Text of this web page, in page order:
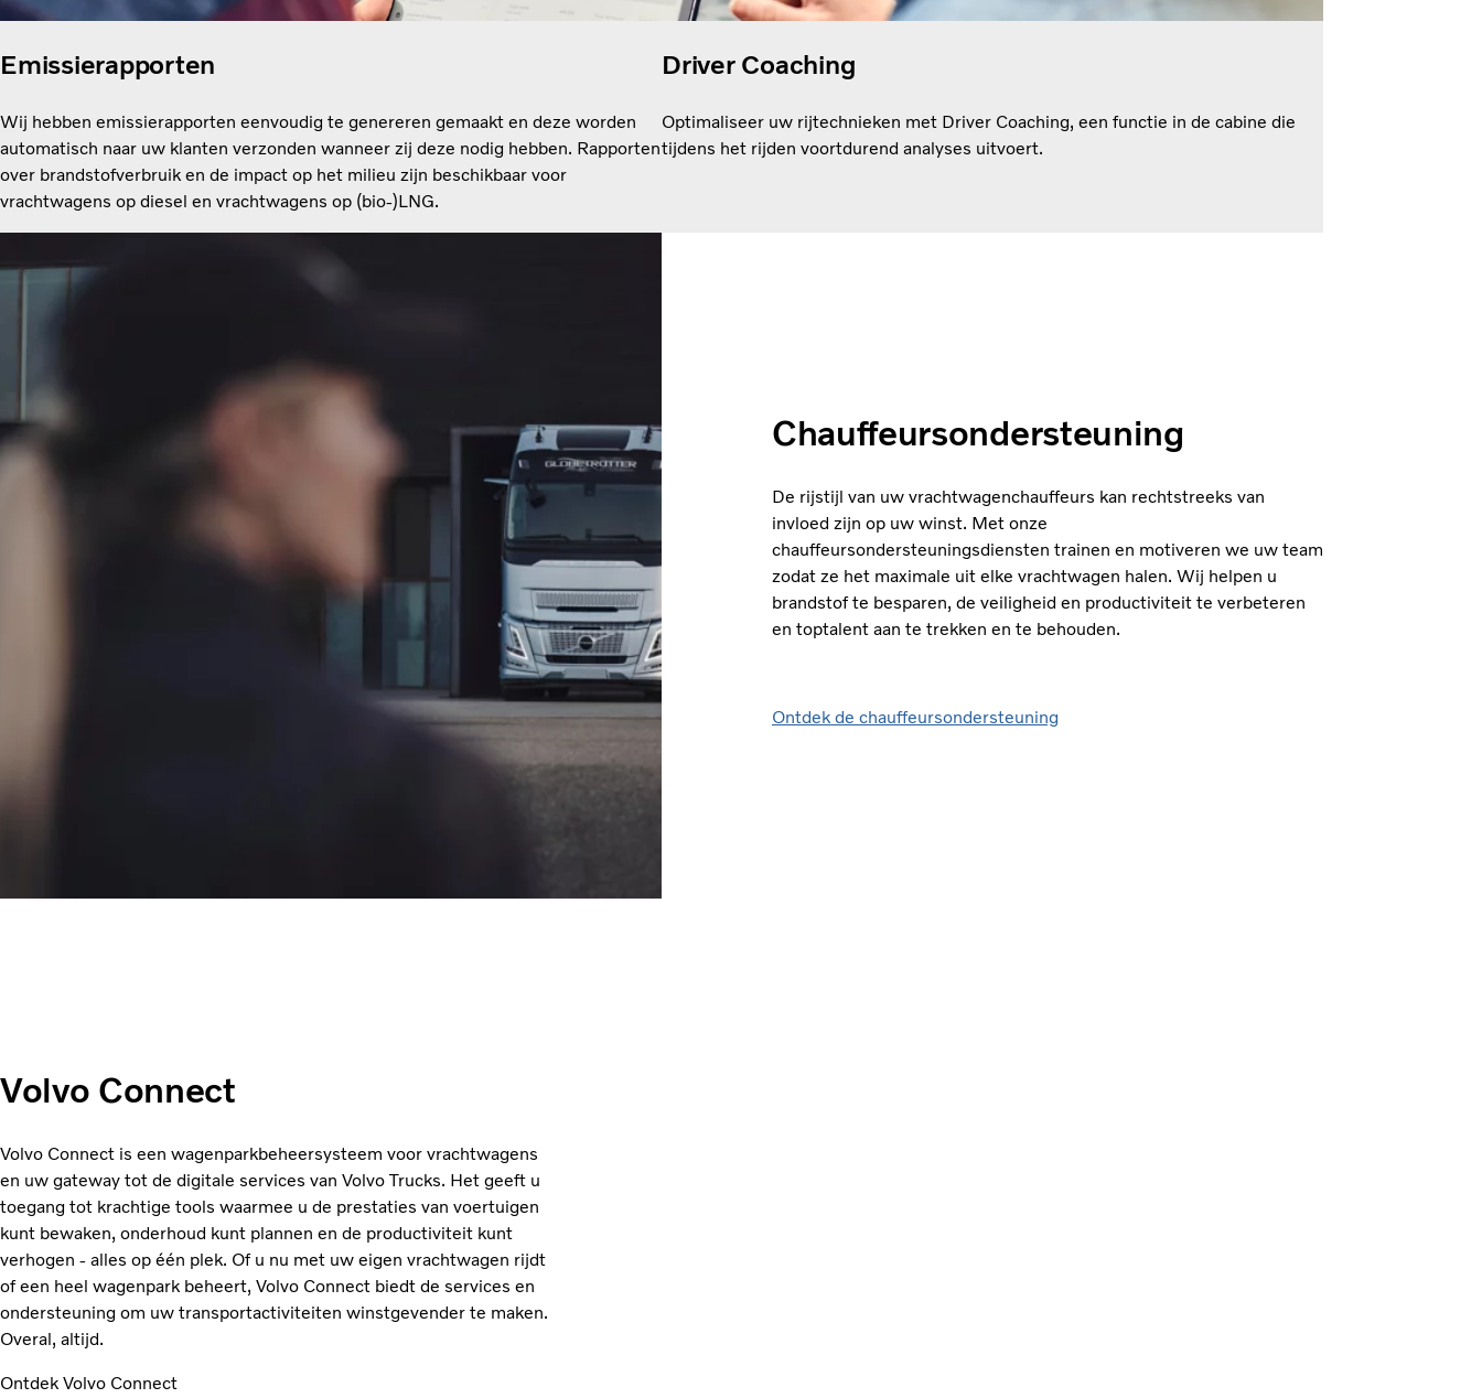
Emissierapporten
Wij hebben emissierapporten eenvoudig te genereren gemaakt en deze worden
automatisch naar uw klanten verzonden wanneer zij deze nodig hebben. Rapporten
over brandstofverbruik en de impact op het milieu zijn beschikbaar voor
vrachtwagens op diesel en vrachtwagens op (bio-)LNG.
Driver Coaching
Optimaliseer uw rijtechnieken met Driver Coaching, een functie in de cabine die
tijdens het rijden voortdurend analyses uitvoert.
Chauffeursondersteuning
De rijstijl van uw vrachtwagenchauffeurs kan rechtstreeks van
invloed zijn op uw winst. Met onze
chauffeursondersteuningsdiensten trainen en motiveren we uw team
zodat ze het maximale uit elke vrachtwagen halen. Wij helpen u
brandstof te besparen, de veiligheid en productiviteit te verbeteren
en toptalent aan te trekken en te behouden.
Ontdek de chauffeursondersteuning
Volvo Connect
Volvo Connect is een wagenparkbeheersysteem voor vrachtwagens
en uw gateway tot de digitale services van Volvo Trucks. Het geeft u
toegang tot krachtige tools waarmee u de prestaties van voertuigen
kunt bewaken, onderhoud kunt plannen en de productiviteit kunt
verhogen - alles op één plek. Of u nu met uw eigen vrachtwagen rijdt
of een heel wagenpark beheert, Volvo Connect biedt de services en
ondersteuning om uw transportactiviteiten winstgevender te maken.
Overal, altijd.
Ontdek Volvo Connect